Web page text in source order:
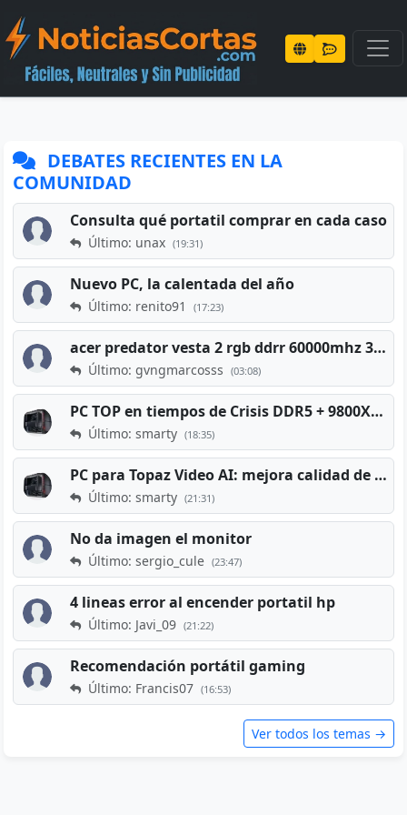
DEBATES RECIENTES EN LA
COMUNIDAD
Consulta qué portatil comprar en cada caso
Último: unax (19:31)
Nuevo PC, la calentada del año
Último: renito91 (17:23)
acer predator vesta 2 rgb ddrr 60000mhz 32gb x2 16gb
Último: gvngmarcosss (03:08)
PC TOP en tiempos de Crisis DDR5 + 9800X3D + RTX 5080 [2026][2400€]
Último: smarty (18:35)
PC para Topaz Video AI: mejora calidad de vídeos viejos
Último: smarty (21:31)
No da imagen el monitor
Último: sergio_cule (23:47)
4 lineas error al encender portatil hp
Último: Javi_09 (21:22)
Recomendación portátil gaming
Último: Francis07 (16:53)
Ver todos los temas →